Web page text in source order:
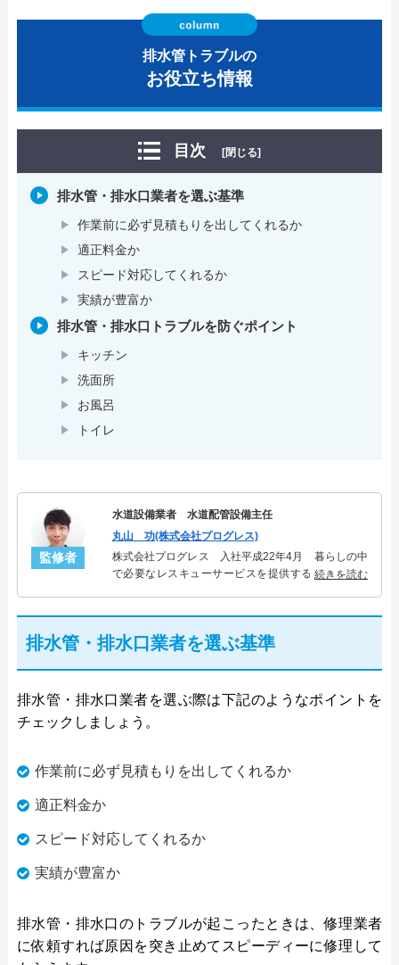
排水管トラブルの
お役立ち情報
目次 [閉じる]
排水管・排水口業者を選ぶ基準
作業前に必ず見積もりを出してくれるか
適正料金か
スピード対応してくれるか
実績が豊富か
排水管・排水口トラブルを防ぐポイント
キッチン
洗面所
お風呂
トイレ
監修者
水道設備業者 水道配管設備主任
丸山 功(株式会社プログレス)
株式会社プログレス 入社平成22年4月 暮らしの中
で必要なレスキューサービスを提供する株式会社プ
シャリスト。
続きを読む
排水管・排水口業者を選ぶ基準
排水管・排水口業者を選ぶ際は下記のようなポイントを
チェックしましょう。
作業前に必ず見積もりを出してくれるか
適正料金か
スピード対応してくれるか
実績が豊富か
排水管・排水口のトラブルが起こったときは、修理業者
に依頼すれば原因を突き止めてスピーディーに修理して